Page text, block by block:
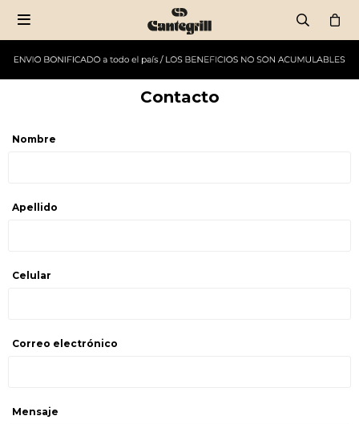

Contacto
Nombre
Apellido
Celular
Correo electrónico
Mensaje